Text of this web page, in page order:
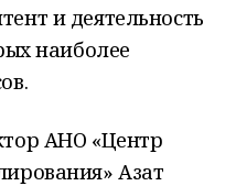
и деятельность
наиболее
АНО «Центр
Азат